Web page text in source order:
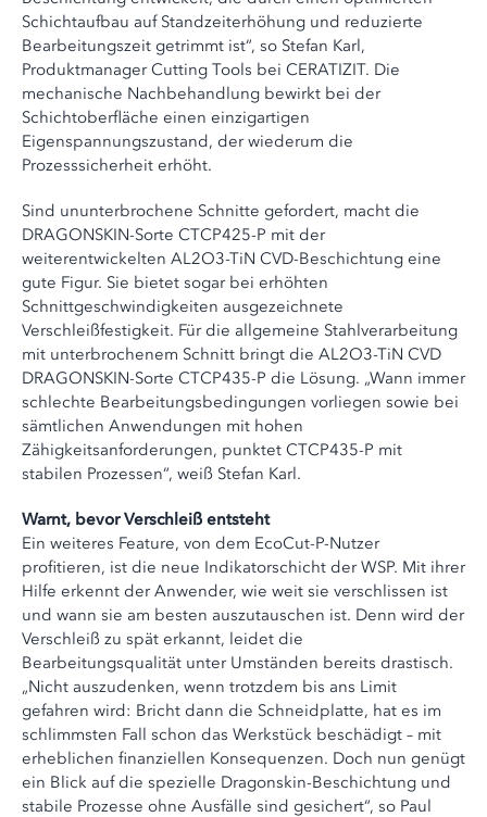
Schichtaufbau auf Standzeiterhöhung und reduzierte
Bearbeitungszeit getrimmt ist“, so Stefan Karl,
Produktmanager Cutting Tools bei CERATIZIT. Die
mechanische Nachbehandlung bewirkt bei der
Schichtoberfläche einen einzigartigen
Eigenspannungszustand, der wiederum die
Prozesssicherheit erhöht.
Sind ununterbrochene Schnitte gefordert, macht die
DRAGONSKIN-Sorte CTCP425-P mit der
weiterentwickelten AL2O3-TiN CVD-Beschichtung eine
gute Figur. Sie bietet sogar bei erhöhten
Schnittgeschwindigkeiten ausgezeichnete
Verschleißfestigkeit. Für die allgemeine Stahlverarbeitung
mit unterbrochenem Schnitt bringt die AL2O3-TiN CVD
DRAGONSKIN-Sorte CTCP435-P die Lösung. „Wann immer
schlechte Bearbeitungsbedingungen vorliegen sowie bei
sämtlichen Anwendungen mit hohen
Zähigkeitsanforderungen, punktet CTCP435-P mit
stabilen Prozessen“, weiß Stefan Karl.
Warnt, bevor Verschleiß entsteht
Ein weiteres Feature, von dem EcoCut-P-Nutzer
profitieren, ist die neue Indikatorschicht der WSP. Mit ihrer
Hilfe erkennt der Anwender, wie weit sie verschlissen ist
und wann sie am besten auszutauschen ist. Denn wird der
Verschleiß zu spät erkannt, leidet die
Bearbeitungsqualität unter Umständen bereits drastisch.
„Nicht auszudenken, wenn trotzdem bis ans Limit
gefahren wird: Bricht dann die Schneidplatte, hat es im
schlimmsten Fall schon das Werkstück beschädigt – mit
erheblichen finanziellen Konsequenzen. Doch nun genügt
ein Blick auf die spezielle Dragonskin-Beschichtung und
stabile Prozesse ohne Ausfälle sind gesichert“, so Paul